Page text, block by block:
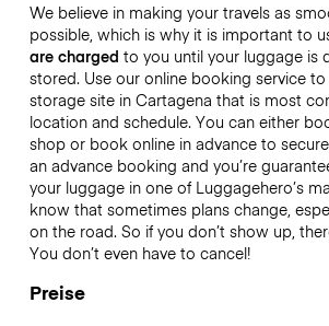
We believe in making your travels as
possible, which is why it is important to
are charged to you until your luggage is
stored. Use our online booking service
storage site in Cartagena that is most
location and schedule. You can either
shop or book online in advance to
an advance booking and you’re
your luggage in one of Luggagehero’s
know that sometimes plans change,
on the road. So if you don’t show up,
You don’t even have to cancel!
Preise